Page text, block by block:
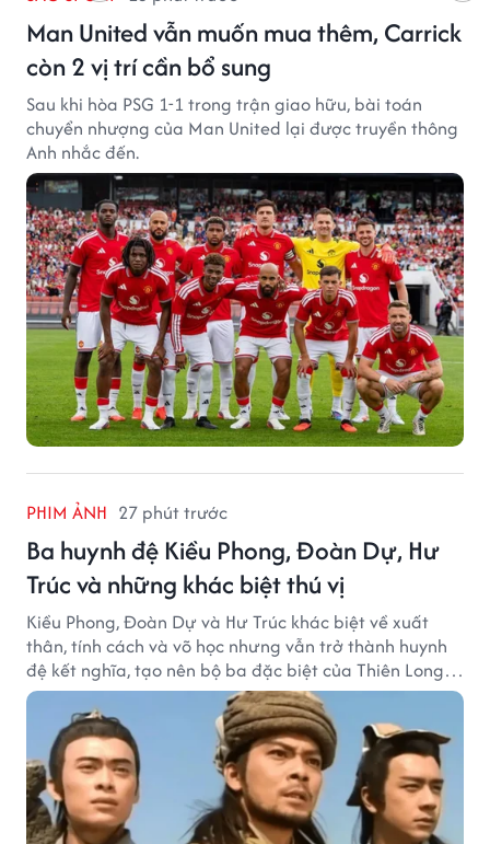
Man United vẫn muốn mua thêm, Carrick
còn 2 vị trí cần bổ sung
Sau khi hòa PSG 1-1 trong trận giao hữu, bài toán
chuyển nhượng của Man United lại được truyền thông
Anh nhắc đến.
PHIM ẢNH 27 phút trước
Ba huynh đệ Kiều Phong, Đoàn Dự, Hư
Trúc và những khác biệt thú vị
Kiều Phong, Đoàn Dự và Hư Trúc khác biệt về xuất
thân, tính cách và võ học nhưng vẫn trở thành huynh
đệ kết nghĩa, tạo nên bộ ba đặc biệt của Thiên Long
Bát Bộ.